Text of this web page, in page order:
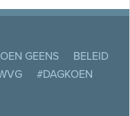
GEENS
BELEID
#DAGKOEN